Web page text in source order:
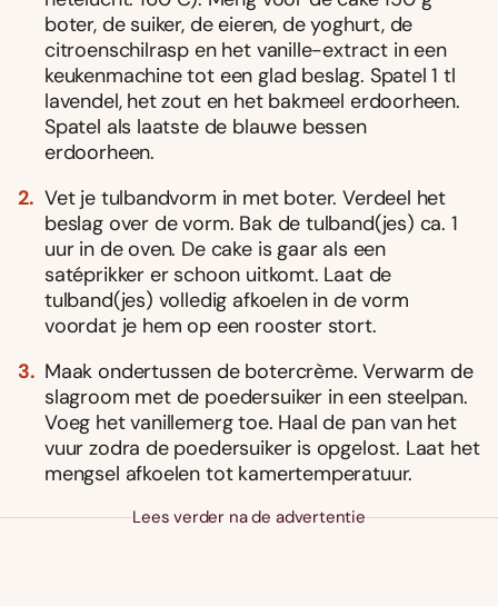
boter, de suiker, de eieren, de yoghurt, de
citroenschilrasp en het vanille-extract in een
keukenmachine tot een glad beslag. Spatel 1 tl
lavendel, het zout en het bakmeel erdoorheen.
Spatel als laatste de blauwe bessen
erdoorheen.
Vet je tulbandvorm in met boter. Verdeel het
beslag over de vorm. Bak de tulband(jes) ca. 1
uur in de oven. De cake is gaar als een
satéprikker er schoon uitkomt. Laat de
tulband(jes) volledig afkoelen in de vorm
voordat je hem op een rooster stort.
Maak ondertussen de botercrème. Verwarm de
slagroom met de poedersuiker in een steelpan.
Voeg het vanillemerg toe. Haal de pan van het
vuur zodra de poedersuiker is opgelost. Laat het
mengsel afkoelen tot kamertemperatuur.
Lees verder na de advertentie